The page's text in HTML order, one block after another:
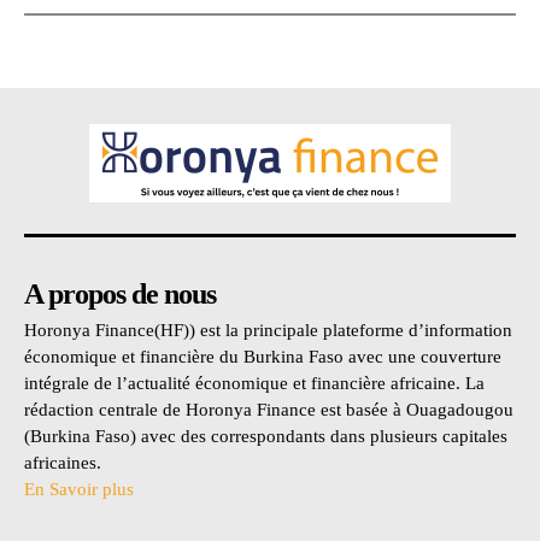
A propos de nous
Horonya Finance(HF)) est la principale plateforme d’information
économique et financière du Burkina Faso avec une couverture
intégrale de l’actualité économique et financière africaine. La
rédaction centrale de Horonya Finance est basée à Ouagadougou
(Burkina Faso) avec des correspondants dans plusieurs capitales
africaines.
En Savoir plus